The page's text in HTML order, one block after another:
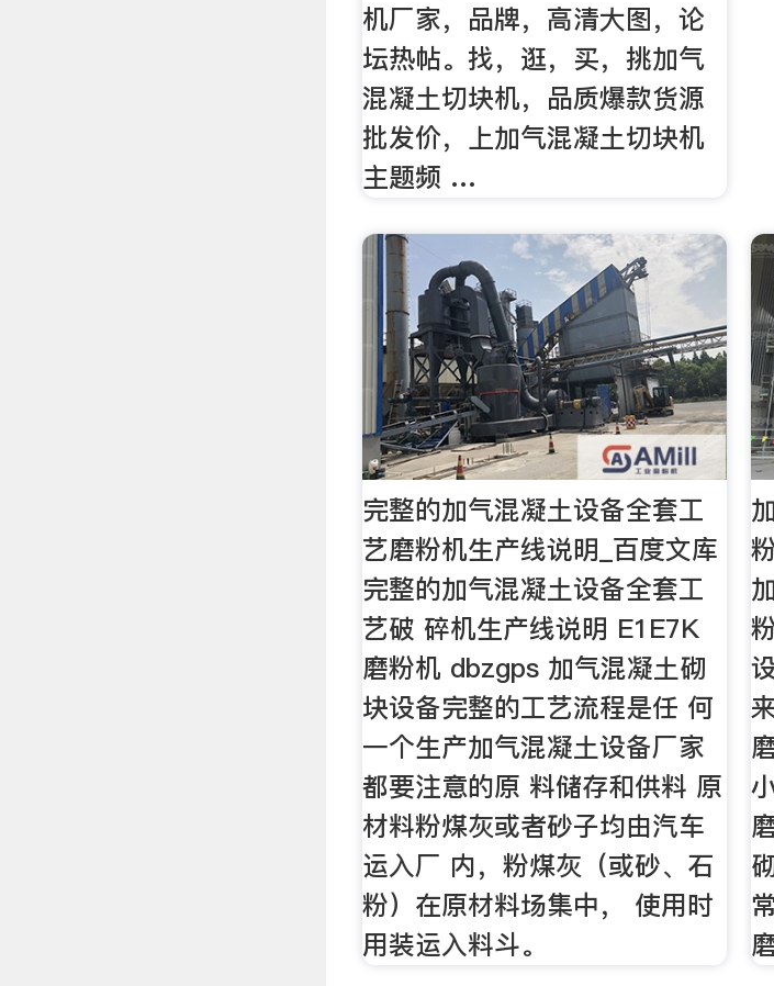
机厂家，品牌，高清大图，论
坛热帖。找，逛，买，挑加气
混凝土切块机，品质爆款货源
批发价，上加气混凝土切块机
主题频 …
完整的加气混凝土设备全套工
艺磨粉机生产线说明_百度文库
完整的加气混凝土设备全套工
艺破 碎机生产线说明 E1E7K
磨粉机 dbzgps 加气混凝土砌
块设备完整的工艺流程是任 何
一个生产加气混凝土设备厂家
都要注意的原 料储存和供料 原
材料粉煤灰或者砂子均由汽车
运入厂 内，粉煤灰（或砂、石
粉）在原材料场集中， 使用时
用装运入料斗。